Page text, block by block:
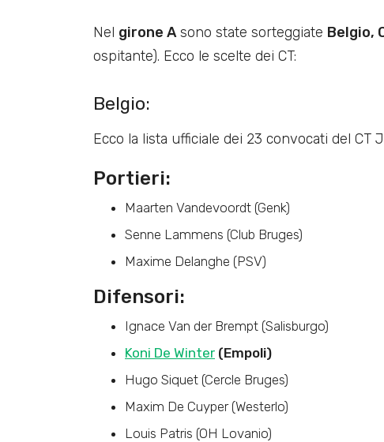
Nel girone Asono state sorteggiate Belgio,
ospitante). Ecco le scelte dei CT:
Belgio:
Ecco la lista ufficiale dei 23 convocati del CT
Portieri:
Maarten Vandevoordt (Genk)
Senne Lammens (Club Bruges)
Maxime Delanghe (PSV)
Difensori:
Ignace Van der Brempt (Salisburgo)
Koni De Winter (Empoli)
Hugo Siquet (Cercle Bruges)
Maxim De Cuyper (Westerlo)
Louis Patris (OH Lovanio)